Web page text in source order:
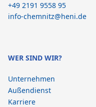
+49 2191 9558 95
info-chemnitz@heni.de
WER SIND WIR?
Unternehmen
Außendienst
Karriere